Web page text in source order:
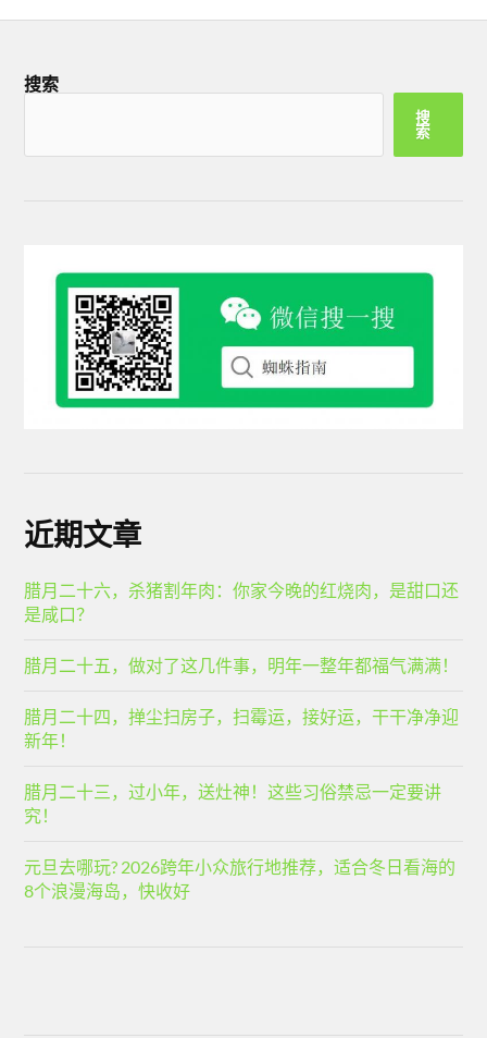
搜索
搜
索
近期文章
腊月二十六，杀猪割年肉：你家今晚的红烧肉，是甜口还
是咸口？
腊月二十五，做对了这几件事，明年一整年都福气满满！
腊月二十四，掸尘扫房子，扫霉运，接好运，干干净净迎
新年！
腊月二十三，过小年，送灶神！这些习俗禁忌一定要讲
究！
元旦去哪玩? 2026跨年小众旅行地推荐，适合冬日看海的
8个浪漫海岛，快收好